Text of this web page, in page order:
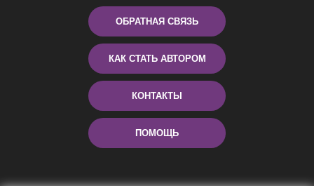
ОБРАТНАЯ СВЯЗЬ
КАК СТАТЬ АВТОРОМ
КОНТАКТЫ
ПОМОЩЬ